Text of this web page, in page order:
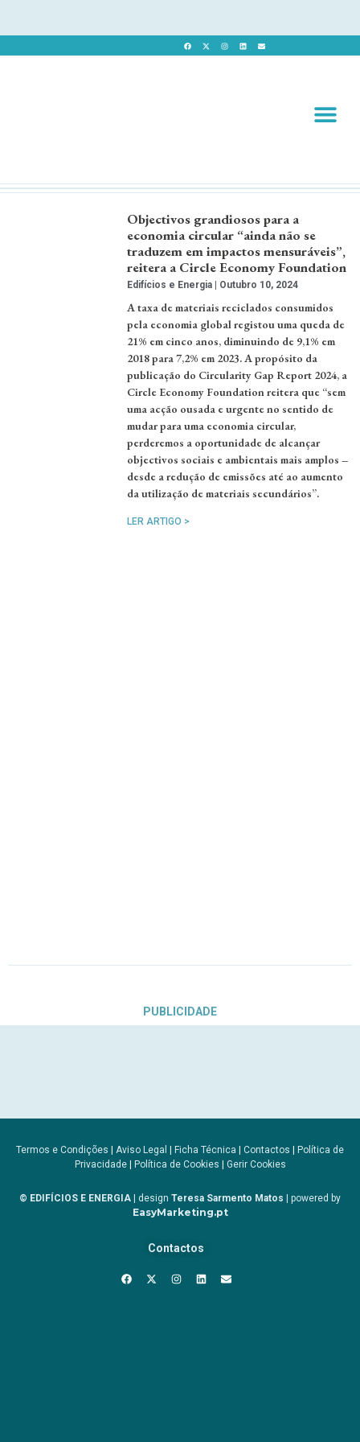
Objectivos grandiosos para a
economia circular “ainda não se
traduzem em impactos mensuráveis”,
reitera a Circle Economy Foundation
Edifícios e Energia Outubro 10, 2024
A taxa de materiais reciclados consumidos
pela economia global registou uma queda de
21% em cinco anos, diminuindo de 9,1% em
2018 para 7,2% em 2023. A propósito da
publicação do Circularity Gap Report 2024, a
Circle Economy Foundation reitera que “sem
uma acção ousada e urgente no sentido de
mudar para uma economia circular,
perderemos a oportunidade de alcançar
objectivos sociais e ambientais mais amplos –
desde a redução de emissões até ao aumento
da utilização de materiais secundários”.
LER ARTIGO >
PUBLICIDADE
Termos e Condições | Aviso Legal | Ficha Técnica | Contactos | Política de
Privacidade| Política de Cookies | Gerir Cookies
© EDIFÍCIOS E ENERGIA | design Teresa Sarmento Matos | powered by
EasyMarketing.pt
Contactos